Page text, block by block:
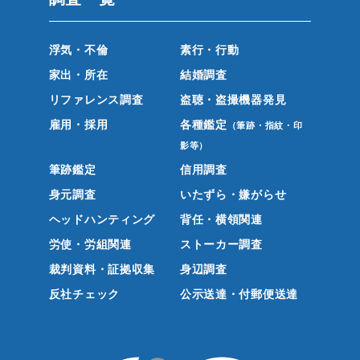
浮気・不倫
素行・行動
家出・所在
結婚調査
リファレンス調査
盗聴・盗撮機器発見
雇用・採用
各種鑑定 （筆跡・指紋・印
影等）
筆跡鑑定
信用調査
身元調査
いたずら・嫌がらせ
ヘッドハンティング
背任・横領関連
労使・労組関連
ストーカー調査
裁判資料・証拠収集
身辺調査
反社チェック
公示送達・付郵便送達